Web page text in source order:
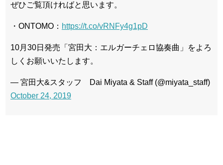
ぜひご覧頂ければと思います。
・ONTOMO： https://t.co/vRNFy4g1pD
10月30日発売「宮田大：エルガーチェロ協奏曲」をよろ
しくお願いいたします。
— 宮田大&スタッフ Dai Miyata & Staff (@miyata_staff)
October 24, 2019